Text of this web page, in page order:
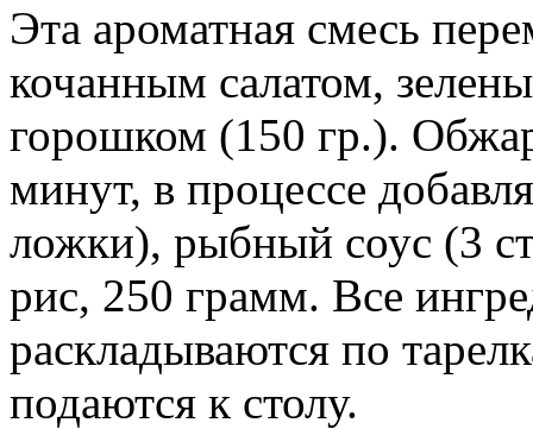
Эта ароматная смесь
кочанным салатом,
горошком (150 гр.).
минут, в процессе
ложки), рыбный соус (3
рис, 250 грамм. Все
раскладываются по
подаются к столу.